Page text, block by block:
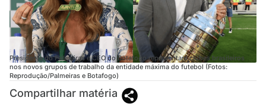
Presidente do Palmeiras e CEO do Botafogo representam clubes brasileiros
nos novos grupos de trabalho da entidade máxima do futebol (Fotos:
Reprodução/Palmeiras e Botafogo)
Compartilhar matéria